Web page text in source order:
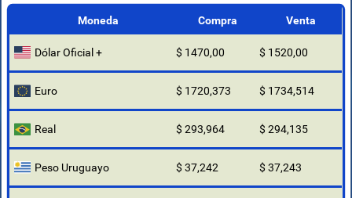
Moneda Compra Venta
Dólar Oficial + $ 1470,00 $ 1520,00
Euro $ 1720,373 $ 1734,514
Real $ 293,964 $ 294,135
Peso Uruguayo $ 37,242 $ 37,243